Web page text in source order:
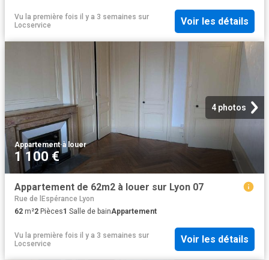
Vu la première fois il y a 3 semaines sur
Locservice
Voir les détails
4 photos
Appartement·à louer
1 100 €
Appartement de 62m2 à louer sur Lyon 07
Rue de lEspérance Lyon
62 m²2 Pièces1 Salle de bainAppartement
Vu la première fois il y a 3 semaines sur
Locservice
Voir les détails